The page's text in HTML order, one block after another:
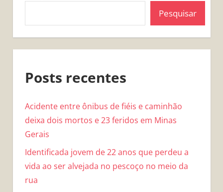
Pesquisar
Posts recentes
Acidente entre ônibus de fiéis e caminhão
deixa dois mortos e 23 feridos em Minas
Gerais
Identificada jovem de 22 anos que perdeu a
vida ao ser alvejada no pescoço no meio da
rua